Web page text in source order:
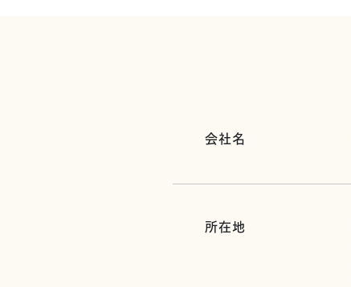
会社名
所在地